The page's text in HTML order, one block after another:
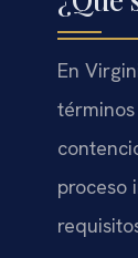
En
proceso